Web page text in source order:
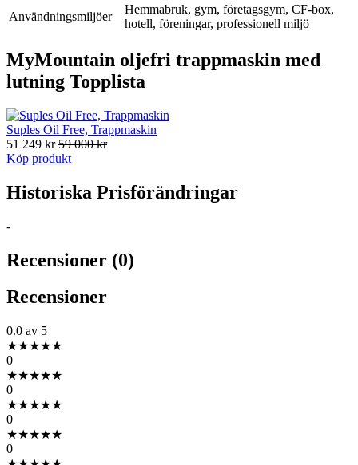
Användningsmiljöer
Hemmabruk, gym, företagsgym, CF-box,
hotell, föreningar, professionell miljö
MyMountain oljefri trappmaskin med
lutning Topplista
Suples Oil Free, Trappmaskin
51 249 kr59 000 kr
Köp produkt
Historiska Prisförändringar
-
Recensioner (0)
Recensioner
0.0 av 5
★★★★★
0
★★★★★
0
★★★★★
0
★★★★★
0